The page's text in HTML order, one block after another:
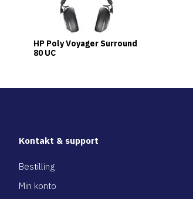
HP Poly Voyager Surround
80 UC
Kontakt & support
Bestilling
Min konto